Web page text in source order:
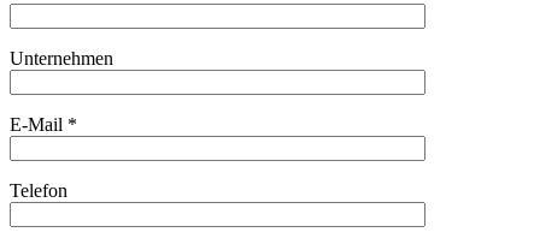
Unternehmen
E-Mail *
Telefon